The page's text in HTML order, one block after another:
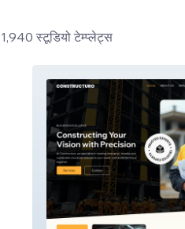
1,940 स्टूडियो टेम्प्लेट्स